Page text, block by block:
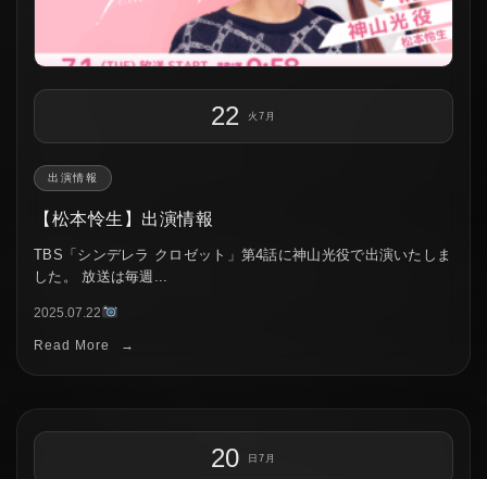
22 火 7月
出演情報
【松本怜生】出演情報
TBS「シンデレラ クロゼット」第4話に神山光役で出演いたしま
した。 放送は毎週...
2025.07.22
Read More →
20 日 7月